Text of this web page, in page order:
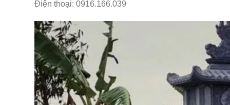
Điện thoại: 0916.166.039